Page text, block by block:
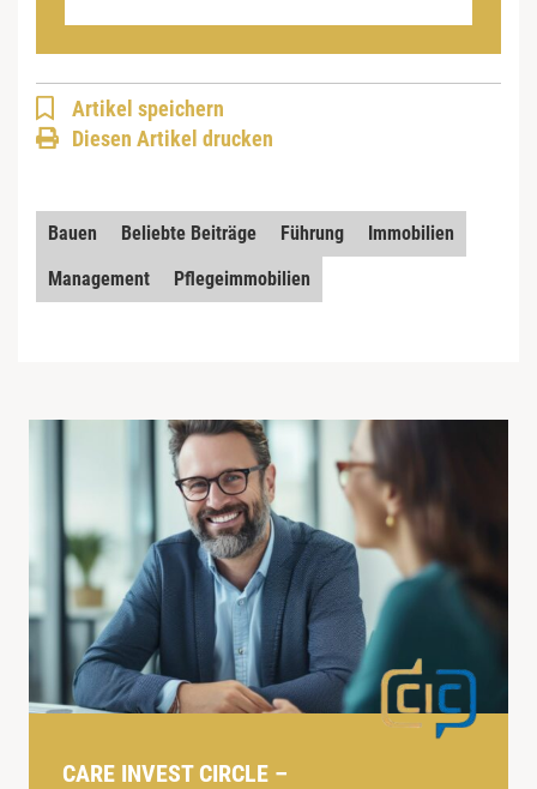
Artikel speichern
Diesen Artikel drucken
Bauen Beliebte Beiträge Führung
Immobilien
Management
Pflegeimmobilien
CARE INVEST CIRCLE –